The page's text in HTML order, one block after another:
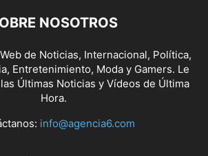
NOSOTROS
de Noticias, Internacional, Política,
Entretenimiento, Moda y Gamers. Le
Últimas Noticias y Vídeos de Última
Hora.
info@agencia6.com